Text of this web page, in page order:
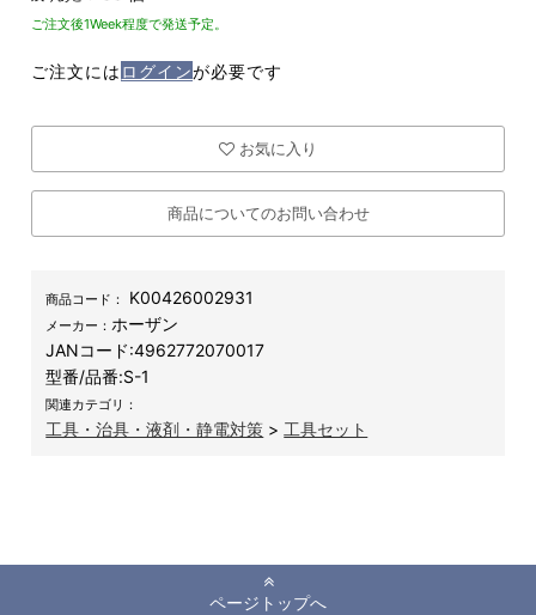
ご注文後1Week程度で発送予定。
ご注文には ログインが必要です
お気に入り
商品についてのお問い合わせ
商品コード： K00426002931
メーカー： ホーザン
JANコード:4962772070017
型番/品番:S-1
関連カテゴリ：
工具・治具・液剤・静電対策 > 工具セット
ページトップへ